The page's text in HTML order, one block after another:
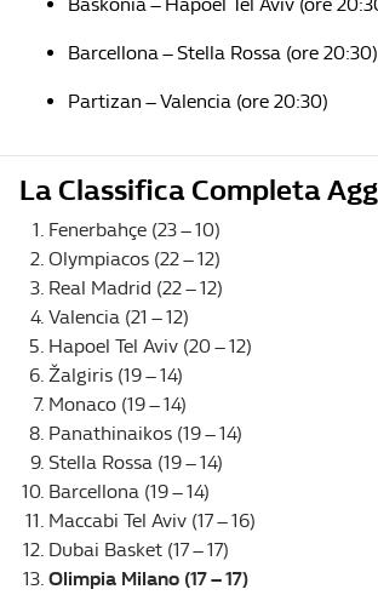
Barcellona – Stella Rossa (ore 20:30)
Partizan – Valencia (ore 20:30)
La Classifica Completa
Fenerbahçe (23 – 10)
Olympiacos (22 – 12)
Real Madrid (22 – 12)
Valencia (21 – 12)
Hapoel Tel Aviv (20 – 12)
Žalgiris (19 – 14)
Monaco (19 – 14)
Panathinaikos (19 – 14)
Stella Rossa (19 – 14)
Barcellona (19 – 14)
Maccabi Tel Aviv (17 – 16)
Dubai Basket (17 – 17)
Olimpia Milano (17 – 17)